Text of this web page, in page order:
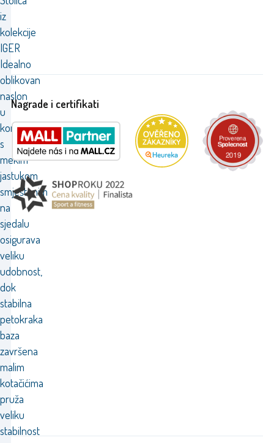
iz
kolekcije
IGER
Idealno
oblikovan
naslon
u
kombinaciji
s
mekim
jastukom
smještenim
na
sjedalu
osigurava
veliku
udobnost,
dok
stabilna
petokraka
baza
završena
malim
kotačićima
pruža
veliku
stabilnost
Nagrade i certifikati